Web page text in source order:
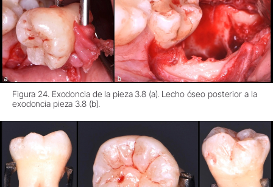
Figura 24. Exodoncia de la pieza 3.8 (a). Lecho óseo posterior a la
exodoncia pieza 3.8 (b).